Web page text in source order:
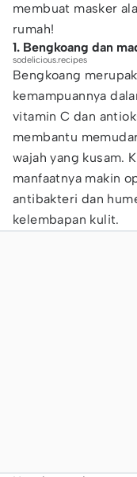
membuat masker
rumah!
1. Bengkoang dan
sodelicious.recipes
Bengkoang
kemampuannya
vitamin C dan
membantu
wajah yang kusam.
manfaatnya makin
antibakteri dan
kelembapan kulit.